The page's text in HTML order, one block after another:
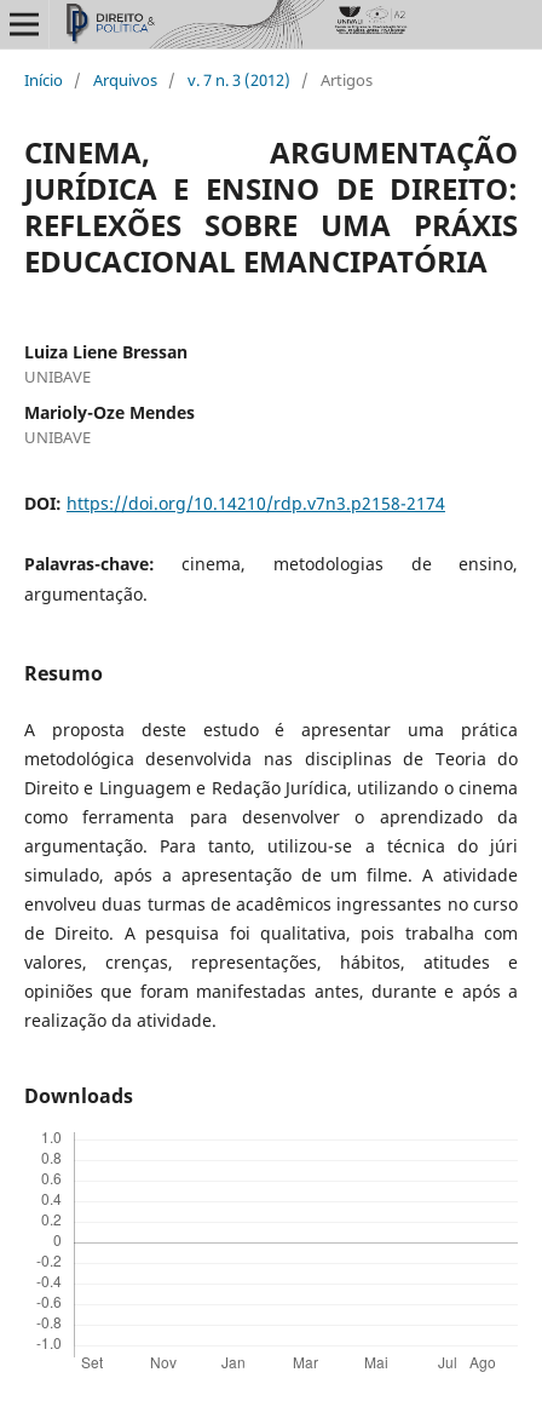
Início / Arquivos / v. 7 n. 3 (2012) / Artigos
CINEMA, ARGUMENTAÇÃO
JURÍDICA E ENSINO DE DIREITO:
REFLEXÕES SOBRE UMA PRÁXIS
EDUCACIONAL EMANCIPATÓRIA
Luiza Liene Bressan
UNIBAVE
Marioly-Oze Mendes
UNIBAVE
DOI: https://doi.org/10.14210/rdp.v7n3.p2158-2174
Palavras-chave:cinema, metodologias de ensino,
argumentação.
Resumo
A proposta deste estudo é apresentar uma prática
metodológica desenvolvida nas disciplinas de Teoria do
Direito e Linguagem e Redação Jurídica, utilizando o cinema
como ferramenta para desenvolver o aprendizado da
argumentação. Para tanto, utilizou-se a técnica do júri
simulado, após a apresentação de um filme. A atividade
envolveu duas turmas de acadêmicos ingressantes no curso
de Direito. A pesquisa foi qualitativa, pois trabalha com
valores, crenças, representações, hábitos, atitudes e
opiniões que foram manifestadas antes, durante e após a
realização da atividade.
Downloads